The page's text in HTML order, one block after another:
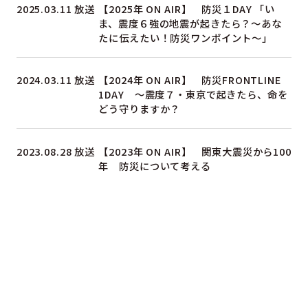
2025.03.11 放送
【2025年 ON AIR】 防災１DAY 「い
ま、震度６強の地震が起きたら？～あな
たに伝えたい！防災ワンポイント～」
2024.03.11 放送
【2024年 ON AIR】 防災FRONTLINE
1DAY ～震度７・東京で起きたら、命を
どう守りますか？
2023.08.28 放送
【2023年 ON AIR】 関東大震災から100
年 防災について考える